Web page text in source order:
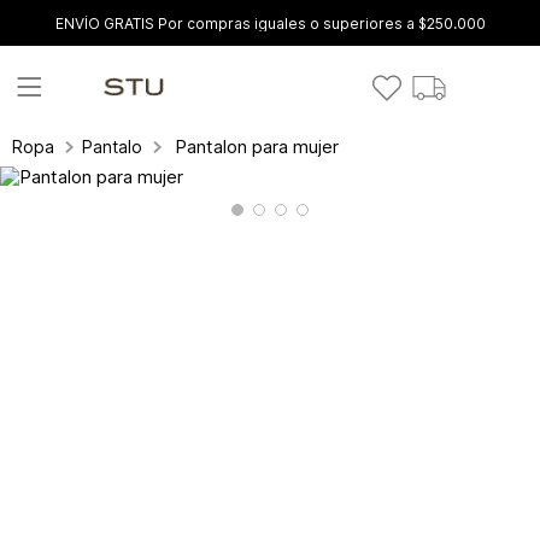
ENVÍO GRATIS Por compras iguales o superiores a $250.000
Ropa Pantalones y leggingsPantalon para mujer